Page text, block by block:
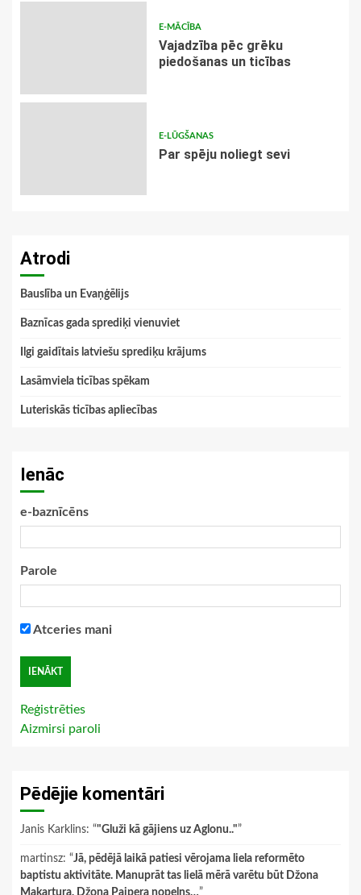
E-MĀCĪBA
Vajadzība pēc grēku
piedošanas un ticības
E-LŪGŠANAS
Par spēju noliegt sevi
Atrodi
Bauslība un Evaņģēlijs
Baznīcas gada sprediķi vienuviet
Ilgi gaidītais latviešu sprediķu krājums
Lasāmviela ticības spēkam
Luteriskās ticības apliecības
Ienāc
e-baznīcēns
Parole
Atceries mani
Reģistrēties
Aizmirsi paroli
Pēdējie komentāri
Janis Karklins: “"Gluži kā gājiens uz Aglonu.."”
martinsz: “Jā, pēdējā laikā patiesi vērojama liela reformēto
baptistu aktivitāte. Manuprāt tas lielā mērā varētu būt Džona
Makartura, Džona Paipera nopelns…”